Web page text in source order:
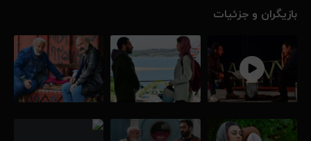
رابطه با هنگامه، او را به خانواده خود معرفی می کند و...
بازیگران و جزئیات